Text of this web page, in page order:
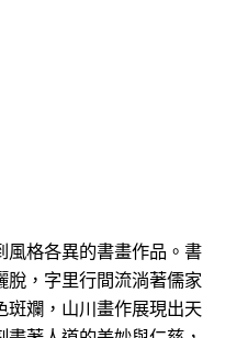
風格各異的書畫作品。書
脫，字里行間流淌著儒家
斑斕，山川畫作展現出天